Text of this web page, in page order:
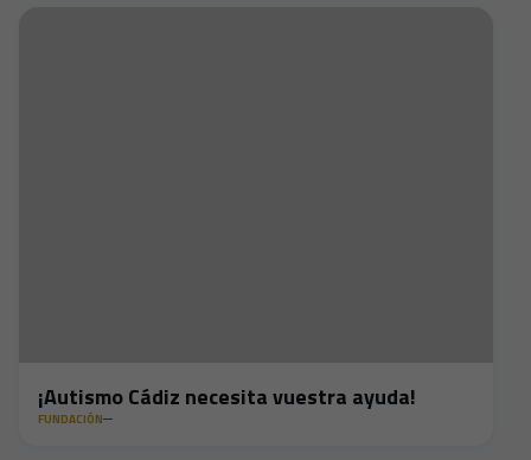
¡Autismo Cádiz necesita vuestra ayuda!
FUNDACIÓN